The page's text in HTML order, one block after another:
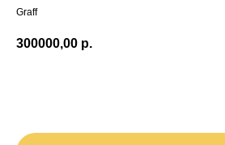
Graff
300000,00 р.